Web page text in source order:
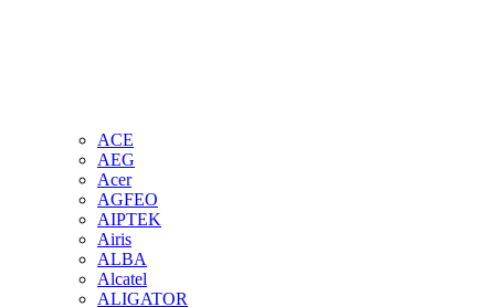
ACE
AEG
Acer
AGFEO
AIPTEK
Airis
ALBA
Alcatel
ALIGATOR